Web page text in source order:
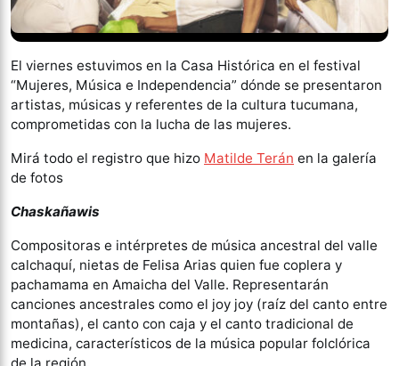
El viernes estuvimos en la Casa Histórica en el festival
“Mujeres, Música e Independencia” dónde se presentaron
artistas, músicas y referentes de la cultura tucumana,
comprometidas con la lucha de las mujeres.
Mirá todo el registro que hizo Matilde Terán en la galería
de fotos
Chaskañawis
Compositoras e intérpretes de música ancestral del valle
calchaquí, nietas de Felisa Arias quien fue coplera y
pachamama en Amaicha del Valle. Representarán
canciones ancestrales como el joy joy (raíz del canto entre
montañas), el canto con caja y el canto tradicional de
medicina, característicos de la música popular folclórica
de la región.